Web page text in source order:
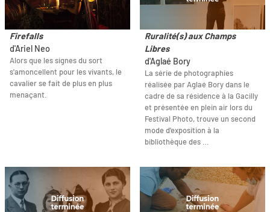
Firefalls
d'Ariel Neo
Alors que les signes du sort
s'amoncellent pour les vivants, le
cavalier se fait de plus en plus
menaçant.
Ruralité(s) aux Champs
Libres
d'Aglaé Bory
La série de photographies
réalisée par Aglaé Bory dans le
cadre de sa résidence à la Gacilly
et présentée en plein air lors du
Festival Photo, trouve un second
mode d'exposition à la
bibliothèque des …